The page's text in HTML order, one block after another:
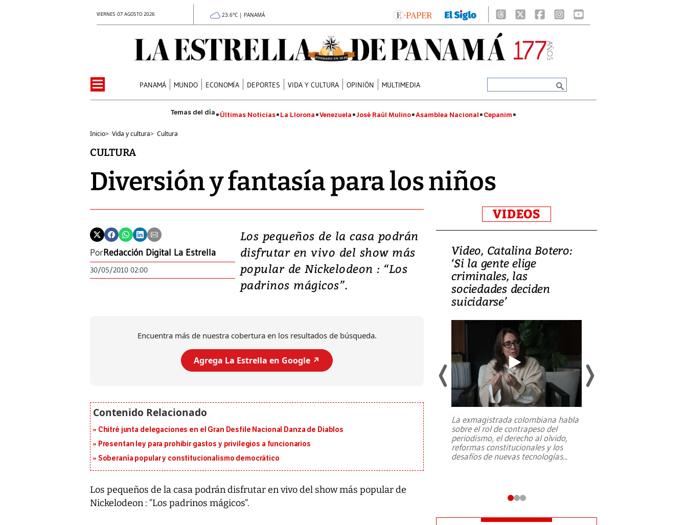
VIERNES 07 AGOSTO 2026 23.6°C | PANAMÁ
PANAMÁ MUNDO ECONOMÍA DEPORTES VIDA Y CULTURA OPINIÓN MULTIMEDIA
Últimas Noticias La Llorona Venezuela José Raúl Mulino Asamblea Nacional Cepanim
Inicio> Vida y cultura> Cultura
CULTURA
Diversión y fantasía para los niños
PorRedacción Digital La Estrella
30/05/2010 02:00
Los pequeños de la casa podrán
disfrutar en vivo del show más
popular de Nickelodeon : “Los
padrinos mágicos”.
Encuentra más de nuestra cobertura en los resultados de búsqueda.
Agrega La Estrella en Google ↗️
Chitré junta delegaciones en el Gran Desfile Nacional Danza de Diablos
Presentan ley para prohibir gastos y privilegios a funcionarios
Soberanía popular y constitucionalismo democrático
Los pequeños de la casa podrán disfrutar en vivo del show más popular de
Nickelodeon : “Los padrinos mágicos”.
VIDEOS
Video, Japón: Terremoto
deja heridos y graves
daños en Kumamoto
7,1 se registró este martes 28 de
emergencia de gran
Video, Catalina Botero:
‘Si la gente elige
criminales, las
sociedades deciden
suicidarse’
La exmagistrada colombiana habla
sobre el rol de contrapeso del
periodismo, el derecho al olvido,
reformas constitucionales y los
desafíos de nuevas tecnologías...